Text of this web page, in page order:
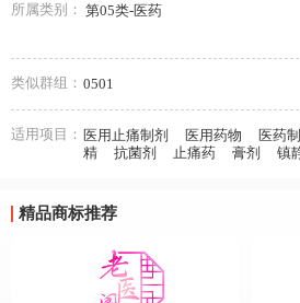
所属类别： 第05类-医药
类似群组： 0501
适用项目： 医用止痛制剂 医用药物 医药
精
抗菌剂 止痛药 膏剂 镇
精品商标推荐